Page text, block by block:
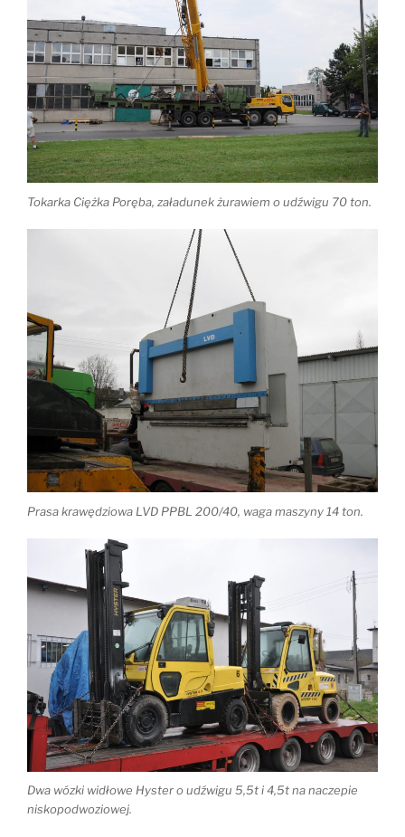
Tokarka Ciężka Poręba, załadunek żurawiem o udźwigu 70 ton.
Prasa krawędziowa LVD PPBL 200/40, waga maszyny 14 ton.
Dwa wózki widłowe Hyster o udźwigu 5,5t i 4,5t na naczepie
niskopodwoziowej.